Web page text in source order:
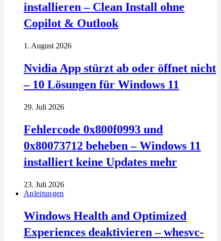
installieren – Clean Install ohne
Copilot & Outlook
1. August 2026
Nvidia App stürzt ab oder öffnet nicht
– 10 Lösungen für Windows 11
29. Juli 2026
Fehlercode 0x800f0993 und
0x80073712 beheben – Windows 11
installiert keine Updates mehr
23. Juli 2026
Anleitungen
Windows Health and Optimized
Experiences deaktivieren – whesvc-